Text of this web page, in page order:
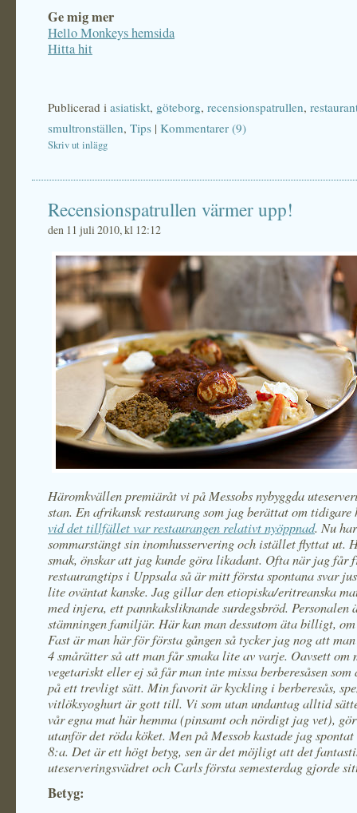
Ge mig mer
Hello Monkeys hemsida
Hitta hit
Publicerad i asiatiskt, göteborg, recensionspatrullen,
smultronställen, Tips | Kommentarer (9)
Skriv ut inlägg
Recensionspatrullen värmer upp!
den 11 juli 2010, kl 12:12
Häromkvällen premiäråt vi på Messobs nybyggda
stan. En afrikansk restaurang som jag berättat om
vid det tillfället var restaurangen relativt nyöppnad. Nu
sommarstängt sin inomhusservering och istället flyttat ut.
smak, önskar att jag kunde göra likadant. Ofta när jag får
restaurangtips i Uppsala så är mitt första spontana svar
lite oväntat kanske. Jag gillar den etiopiska/eritreanska
med injera, ett pannkaksliknande surdegsbröd. Personalen
stämningen familjär. Här kan man dessutom äta billigt,
Fast är man här för första gången så tycker jag nog att
4 smårätter så att man får smaka lite av varje. Oavsett om
vegetariskt eller ej så får man inte missa berberesåsen som
på ett trevligt sätt. Min favorit är kyckling i berberesås,
vitlöksyoghurt är gott till. Vi som utan undantag alltid
vår egna mat här hemma (pinsamt och nördigt jag vet),
utanför det röda köket. Men på Messob kastade jag
8:a. Det är ett högt betyg, sen är det möjligt att det
uteserveringsvädret och Carls första semesterdag gjorde
Betyg: